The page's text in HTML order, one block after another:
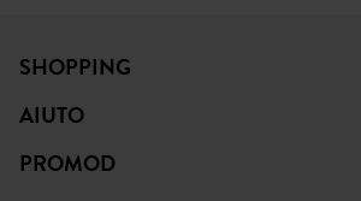
SHOPPING
AIUTO
PROMOD